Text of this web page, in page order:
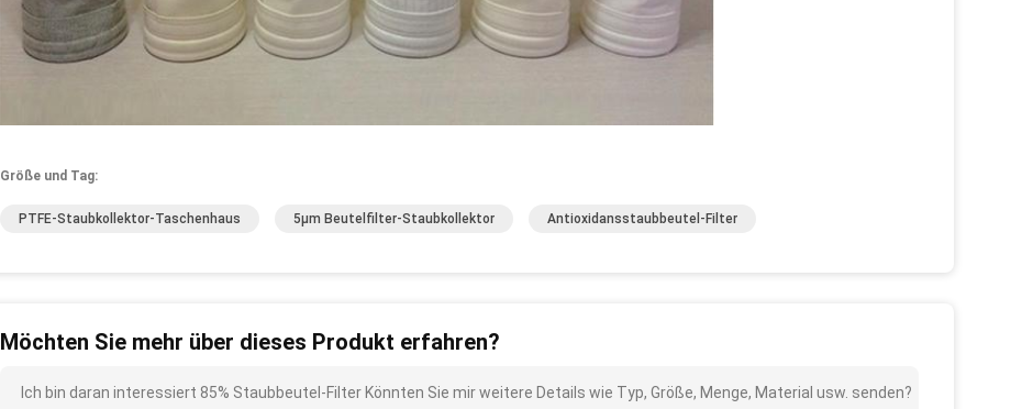
Größe und Tag:
PTFE-Staubkollektor-Taschenhaus 5µm Beutelfilter-Staubkollektor Antioxidansstaubbeutel-Filter
Möchten Sie mehr über dieses Produkt erfahren?
Ich bin daran interessiert 85% Staubbeutel-Filter Könnten Sie mir weitere Details wie Typ, Größe, Menge, Material usw. senden?